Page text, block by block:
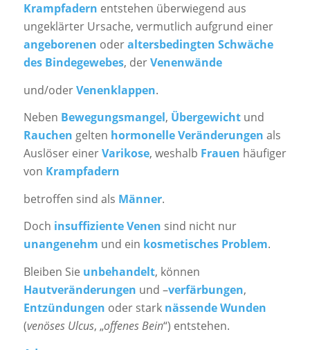
Krampfadern entstehen überwiegend aus
ungeklärter Ursache, vermutlich aufgrund einer
angeborenen oderaltersbedingten Schwäche
des Bindegewebes, derVenenwände
und/oderVenenklappen.
Neben Bewegungsmangel, Übergewichtund
Rauchen gelten hormonelle Veränderungen als
Auslöser einerVarikose, weshalb Frauen häufiger
von Krampfadern
betroffen sind als Männer.
Doch insuffiziente Venen sind nicht nur
unangenehm und ein kosmetisches Problem.
Bleiben Sie unbehandelt, können
Hautveränderungen und –verfärbungen,
Entzündungen oder stark nässende Wunden
(venöses Ulcus, „offenes Bein“) entstehen.